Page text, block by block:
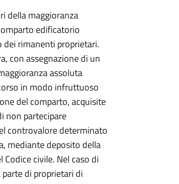
della maggioranza
edificatorio
dei rimanenti proprietari.
con assegnazione di un
assoluta
in modo infruttuoso
del comparto, acquisite
non partecipare
controvalore determinato
mediante deposito della
civile. Nel caso di
di proprietari di